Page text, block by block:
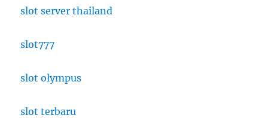
slot server thailand
slot777
slot olympus
slot terbaru